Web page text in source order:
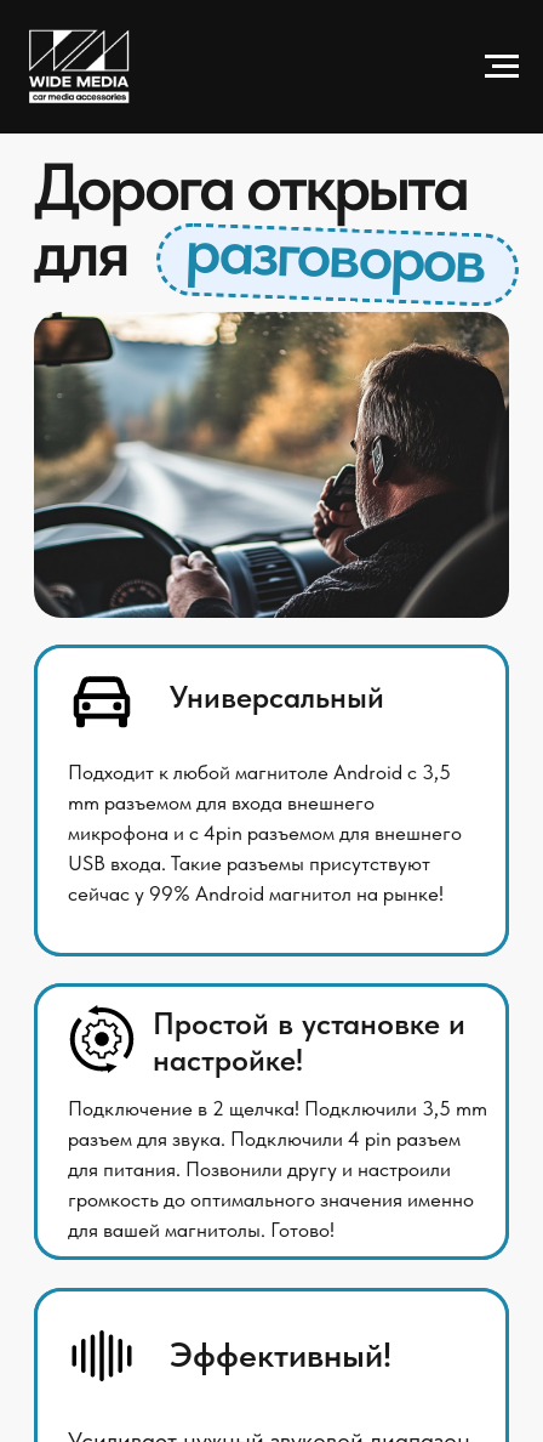
Подходит к любой магнитоле Android с 3,5
mm разъемом для входа внешнего
микрофона и с 4pin разъемом для внешнего
USB входа. Такие разъемы присутствуют
Получите качество звука штатного
преимуществами!
разъем для звука. Подключили 4 pin разъем
для питания. Позвонили другу и настроили
громкость до оптимального значения именно
для вашей магнитолы. Готово!
Усиливает нужный звуковой диапазон
и приглушает явно лишнее звуковое
сопровождение в салоне вашего
автомобиля.
Универсальный
сравнимо со штатными
микрофонами
Простой в установке и
Дорога открыта
для разговоров